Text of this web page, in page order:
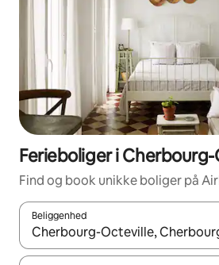
Ferieboliger i
Find og book unikke boliger på
Beliggenhed
Når resultaterne er tilgængelige,